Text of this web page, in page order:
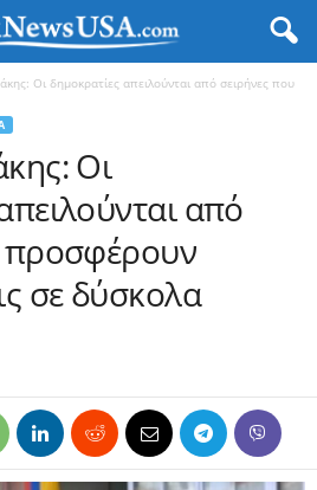
Οι δημοκρατίες απειλούνται από σειρήνες που
Οι
από
προσφέρουν
σε δύσκολα